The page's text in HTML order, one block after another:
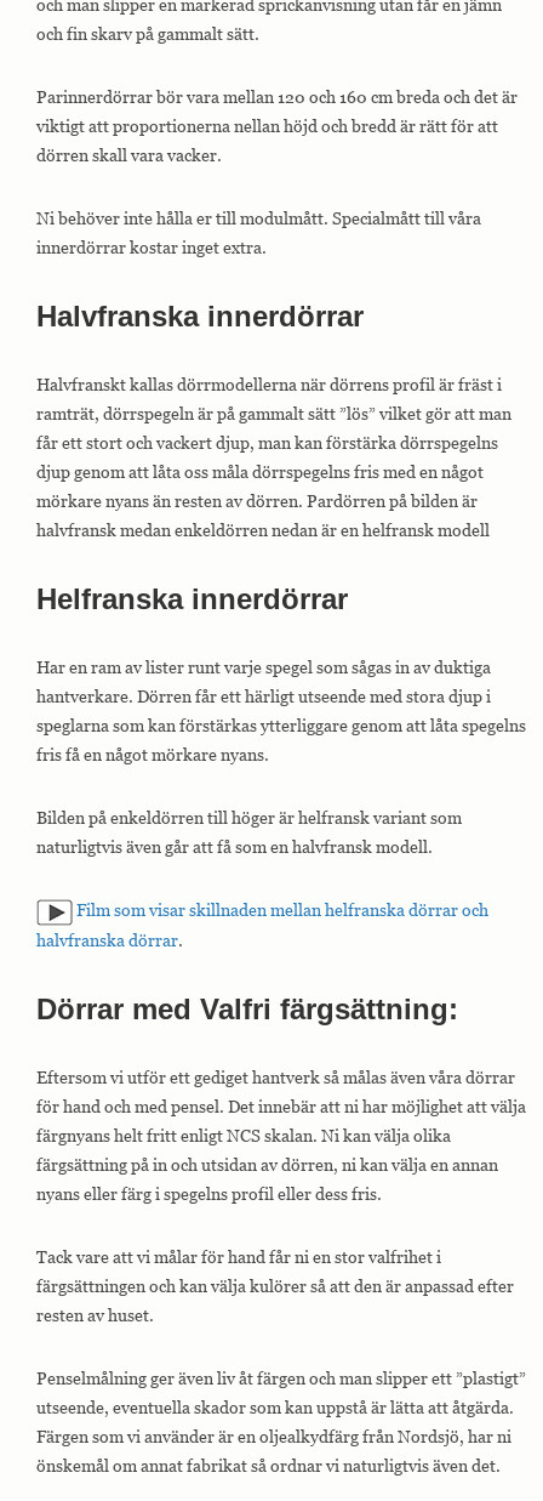
och man slipper en markerad sprickanvisning utan får en jämn
och fin skarv på gammalt sätt.
Parinnerdörrar bör vara mellan 120 och 160 cm breda och det är
viktigt att proportionerna nellan höjd och bredd är rätt för att
dörren skall vara vacker.
Ni behöver inte hålla er till modulmått. Specialmått till våra
innerdörrar kostar inget extra.
Halvfranska innerdörrar
Halvfranskt kallas dörrmodellerna när dörrens profil är fräst i
ramträt, dörrspegeln är på gammalt sätt ”lös” vilket gör att man
får ett stort och vackert djup, man kan förstärka dörrspegelns
djup genom att låta oss måla dörrspegelns fris med en något
mörkare nyans än resten av dörren. Pardörren på bilden är
halvfransk medan enkeldörren nedan är en helfransk modell
Helfranska innerdörrar
Har en ram av lister runt varje spegel som sågas in av duktiga
hantverkare. Dörren får ett härligt utseende med stora djup i
speglarna som kan förstärkas ytterliggare genom att låta spegelns
fris få en något mörkare nyans.
Bilden på enkeldörren till höger är helfransk variant som
naturligtvis även går att få som en halvfransk modell.
Film som visar skillnaden mellan helfranska dörrar och
halvfranska dörrar.
Dörrar med Valfri färgsättning:
Eftersom vi utför ett gediget hantverk så målas även våra dörrar
för hand och med pensel. Det innebär att ni har möjlighet att välja
färgnyans helt fritt enligt NCS skalan. Ni kan välja olika
färgsättning på in och utsidan av dörren, ni kan välja en annan
nyans eller färg i spegelns profil eller dess fris.
Tack vare att vi målar för hand får ni en stor valfrihet i
färgsättningen och kan välja kulörer så att den är anpassad efter
resten av huset.
Penselmålning ger även liv åt färgen och man slipper ett ”plastigt”
utseende, eventuella skador som kan uppstå är lätta att åtgärda.
Färgen som vi använder är en oljealkydfärg från Nordsjö, har ni
önskemål om annat fabrikat så ordnar vi naturligtvis även det.
Nödvändiga
Nödvändiga
cookies är
grundläggande
fungerar inte
på det avsedda
sättet utan
dem. Dessa
cookies lagrar
inga personligt
Statistik-cookies
används för att
förstå hur besökare
cookies hjälper till
antal besökare,
avvisningsfrekvens,
trafikkälla etc.
Upplevelse
förstå och
viktigaste
prestandaindexen
leverera en bättre
användarupplevelse
för besökarna. Om
du nekar dessa
cookies kommer